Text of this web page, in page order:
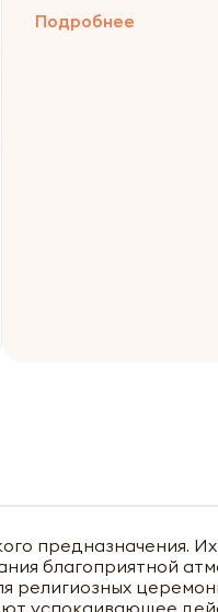
Подробнее
предназначения.
благоприятной
религиозных
успокаивающее